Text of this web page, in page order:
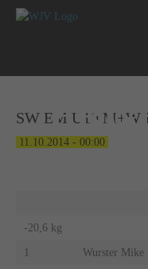
SW EM U10 M+W
11.10.2014 - 00:00
-20,6 kg
Wurster Mike